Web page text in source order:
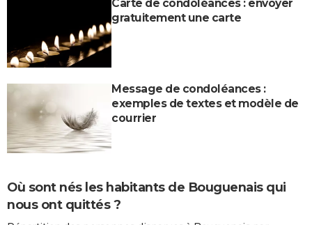
Carte de condoléances : envoyer
gratuitement une carte
Message de condoléances :
exemples de textes et modèle de
courrier
Où sont nés les habitants de Bouguenais qui
nous ont quittés ?